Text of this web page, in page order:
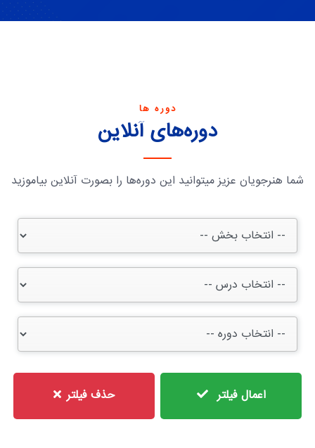
دوره ها
دوره‌های آنلاین
شما هنرجویان عزیز میتوانید این دوره‌ها را بصورت آنلاین بیاموزید
اعمال فیلتر حذف فیلتر